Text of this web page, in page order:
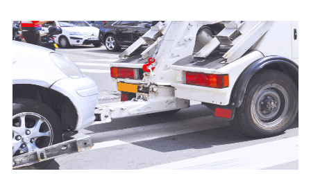
7.社員（従業者）の個人情報
人事･勤怠･健康・労務等の管理、給与支給、福利厚生・採用
退職関連処理等の各種手続きのため、当社と従業員または従
業員同士の連絡のため
8.取引先個人情報
取引先としての選定業務、営業情報の提供業務、契約締結手
続き業務、取引管理業務、およびこれらに準ずる業務の遂行
のため